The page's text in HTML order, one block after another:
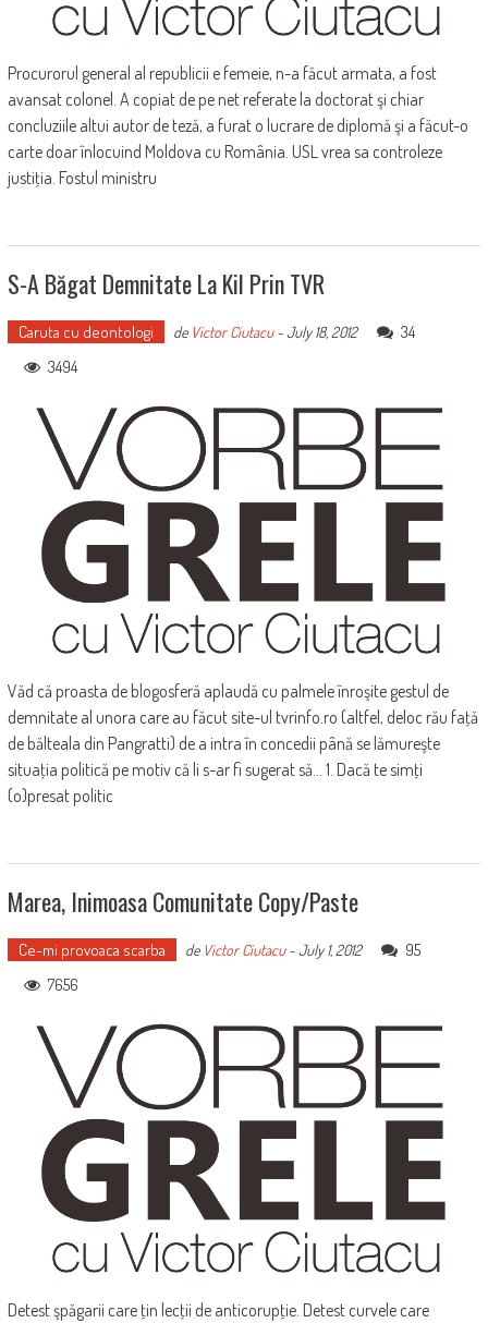
Procurorul general al republicii e femeie, n-a făcut armata, a fost
avansat colonel. A copiat de pe net referate la doctorat şi chiar
concluziile altui autor de teză, a furat o lucrare de diplomă şi a făcut-o
carte doar înlocuind Moldova cu România. USL vrea sa controleze
justiţia. Fostul ministru
S-A Băgat Demnitate La Kil Prin TVR
Caruta cu deontologi de Victor Ciutacu-July 18, 2012
34
3494
Văd că proasta de blogosferă aplaudă cu palmele înroşite gestul de
demnitate al unora care au făcut site-ul tvrinfo.ro (altfel, deloc rău faţă
de bălteala din Pangratti) de a intra în concedii până se lămureşte
situaţia politică pe motiv că li s-ar fi sugerat să... 1. Dacă te simţi
(o)presat politic
Marea, Inimoasa Comunitate Copy/paste
Ce-mi provoaca scarba de Victor Ciutacu-July 1, 2012
95
7656
Detest şpăgarii care ţin lecţii de anticorupţie. Detest curvele care